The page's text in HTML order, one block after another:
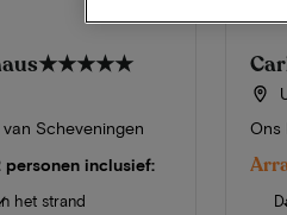
★★★★★
Scheveningen
personen inclusief:
het strand
Ons